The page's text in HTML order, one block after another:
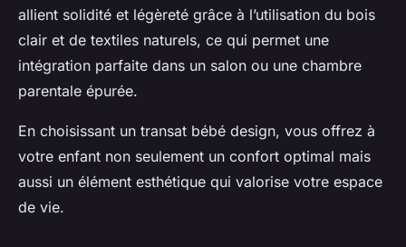
allient solidité et légèreté grâce à l’utilisation du bois
clair et de textiles naturels, ce qui permet une
intégration parfaite dans un salon ou une chambre
parentale épurée.
En choisissant un transat bébé design, vous offrez à
votre enfant non seulement un confort optimal mais
aussi un élément esthétique qui valorise votre espace
de vie.